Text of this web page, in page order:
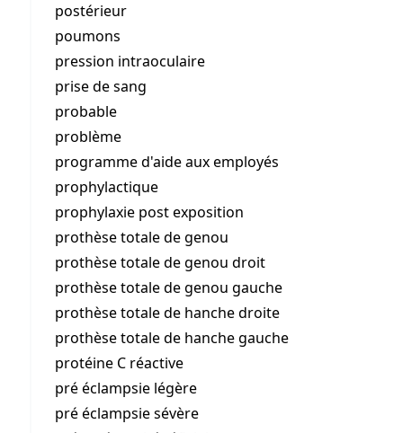
postérieur
poumons
pression intraoculaire
prise de sang
probable
problème
programme d'aide aux employés
prophylactique
prophylaxie post exposition
prothèse totale de genou
prothèse totale de genou droit
prothèse totale de genou gauche
prothèse totale de hanche droite
prothèse totale de hanche gauche
protéine C réactive
pré éclampsie légère
pré éclampsie sévère